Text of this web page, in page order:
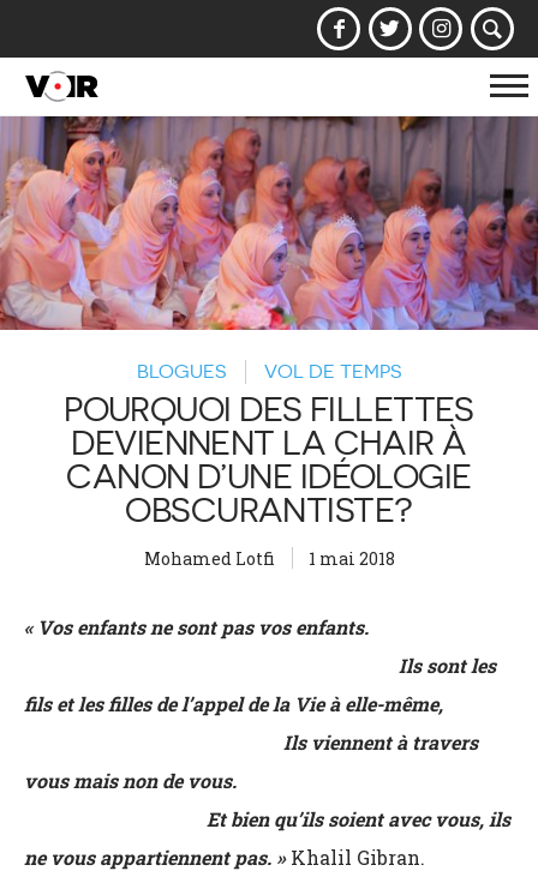
la
BLOGUES VOL DE TEMPS
POURQUOI DES FILLETTES
DEVIENNENT LA CHAIR À
CANON D’UNE IDÉOLOGIE
OBSCURANTISTE?
Mohamed Lotfi 1 mai 2018
« Vos enfants ne sont pas vos enfants.
Ils sont les
fils et les filles de l’appel de la Vie à elle-même,
Ils viennent à travers
vous mais non de vous.
Et bien qu’ils soient avec vous, ils
ne vous appartiennent pas. »Khalil Gibran.